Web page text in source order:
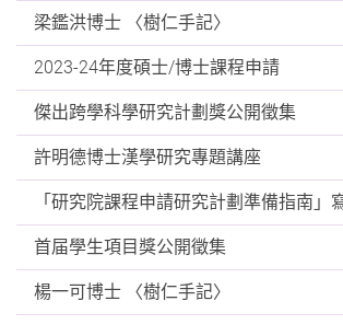
梁鑑洪博士 〈樹仁手記〉
2023-24年度碩士/博士課程申請
傑出跨學科學研究計劃獎公開徵集
許明德博士漢學研究專題講座
「研究院課程申請研究計劃準備指南」
首届學生項目獎公開徵集
楊一可博士 〈樹仁手記〉